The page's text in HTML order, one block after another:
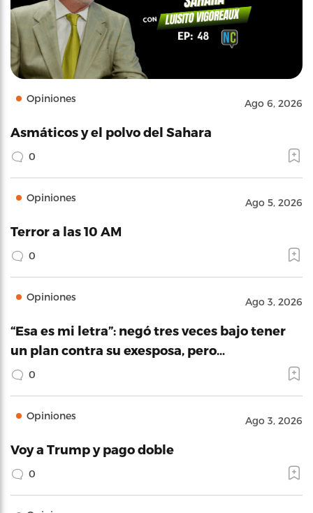
Opiniones Ago 6, 2026
Asmáticos y el polvo del Sahara
0
Opiniones Ago 5, 2026
Terror a las 10 AM
0
Opiniones Ago 3, 2026
“Esa es mi letra”: negó tres veces bajo tener
un plan contra su exesposa, pero…
0
Opiniones Ago 3, 2026
Voy a Trump y pago doble
0